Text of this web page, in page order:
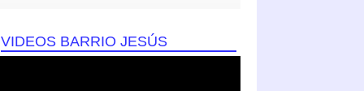
VIDEOS BARRIO JESÚS